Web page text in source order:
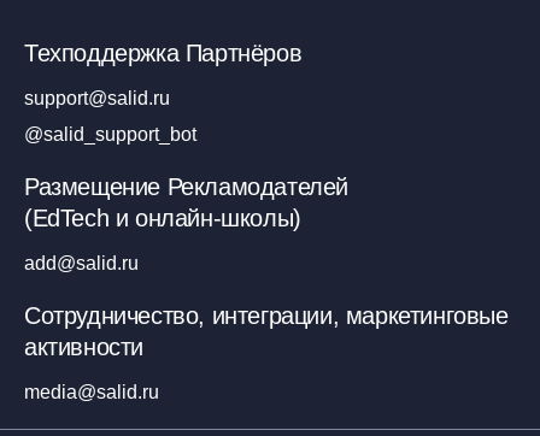
Техподдержка Партнёров
support@salid.ru
@salid_support_bot
Размещение Рекламодателей
(EdTech и онлайн-школы)
add@salid.ru
Сотрудничество, интеграции, маркетинговые
активности
media@salid.ru